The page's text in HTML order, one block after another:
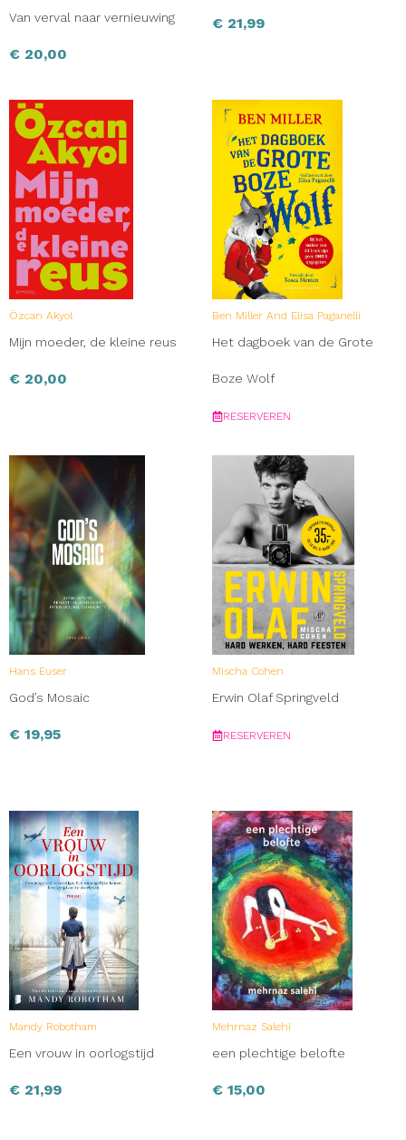
Van verval naar vernieuwing
€ 20,00
€ 21,99
Özcan Akyol
Mijn moeder, de kleine reus
€ 20,00
Ben Miller And Elisa Paganelli
Het dagboek van de Grote
Boze Wolf
RESERVEREN
Hans Euser
God’s Mosaic
€ 19,95
Mischa Cohen
Erwin Olaf Springveld
RESERVEREN
Mandy Robotham
Een vrouw in oorlogstijd
€ 21,99
Mehrnaz Salehi
een plechtige belofte
€ 15,00